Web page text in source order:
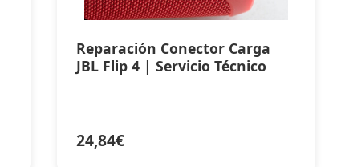
Reparación Conector Carga
JBL Flip 4 | Servicio Técnico
24,84€